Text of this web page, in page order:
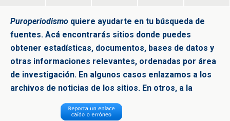
Puroperiodismo quiere ayudarte en tu búsqueda de
fuentes. Acá encontrarás sitios donde puedes
obtener estadísticas, documentos, bases de datos y
otras informaciones relevantes, ordenadas por área
de investigación. En algunos casos enlazamos a los
archivos de noticias de los sitios. En otros, a la